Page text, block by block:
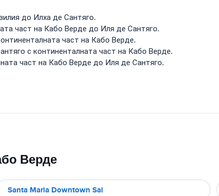
до Илха де Сантяго.
част на Кабо Верде до Иля де Сантяго.
част на Кабо Верде.
с континенталната част на Кабо Верде.
част на Кабо Верде до Иля де Сантяго.
Верде
Santa Maria Downtown Sal